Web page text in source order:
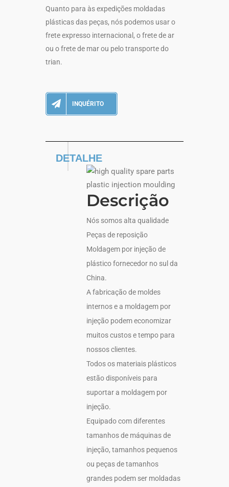
Quanto para às expedições moldadas
plásticas das peças, nós podemos usar o
frete expresso internacional, o frete de ar
ou o frete de mar ou pelo transporte do
trian.
INQUÉRITO
DETALHE
Descrição
Nós somos alta qualidade
Peças de reposição
Moldagem por injeção de
plástico fornecedor no sul da
China.
A fabricação de moldes
internos e a moldagem por
injeção podem economizar
muitos custos e tempo para
nossos clientes.
Todos os materiais plásticos
estão disponíveis para
suportar a moldagem por
injeção.
Equipado com diferentes
tamanhos de máquinas de
injeção, tamanhos pequenos
ou peças de tamanhos
grandes podem ser moldadas